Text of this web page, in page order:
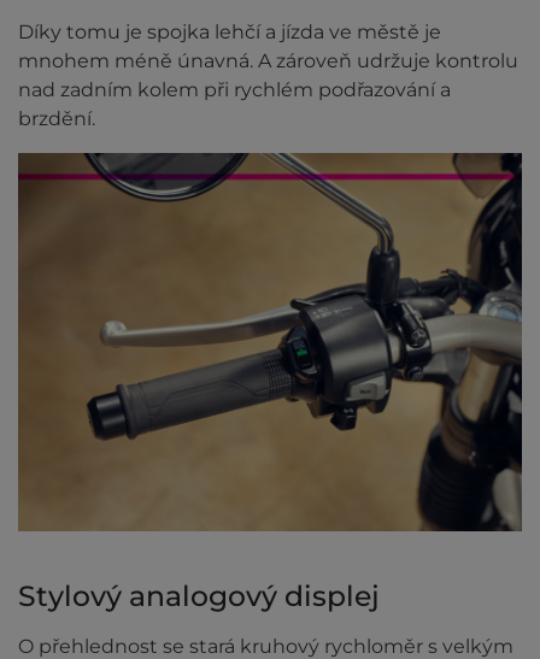
Díky tomu je spojka lehčí a jízda ve městě je
mnohem méně únavná. A zároveň udržuje kontrolu
nad zadním kolem při rychlém podřazování a
brzdění.
Stylový analogový displej
O přehlednost se stará kruhový rychloměr s velkým